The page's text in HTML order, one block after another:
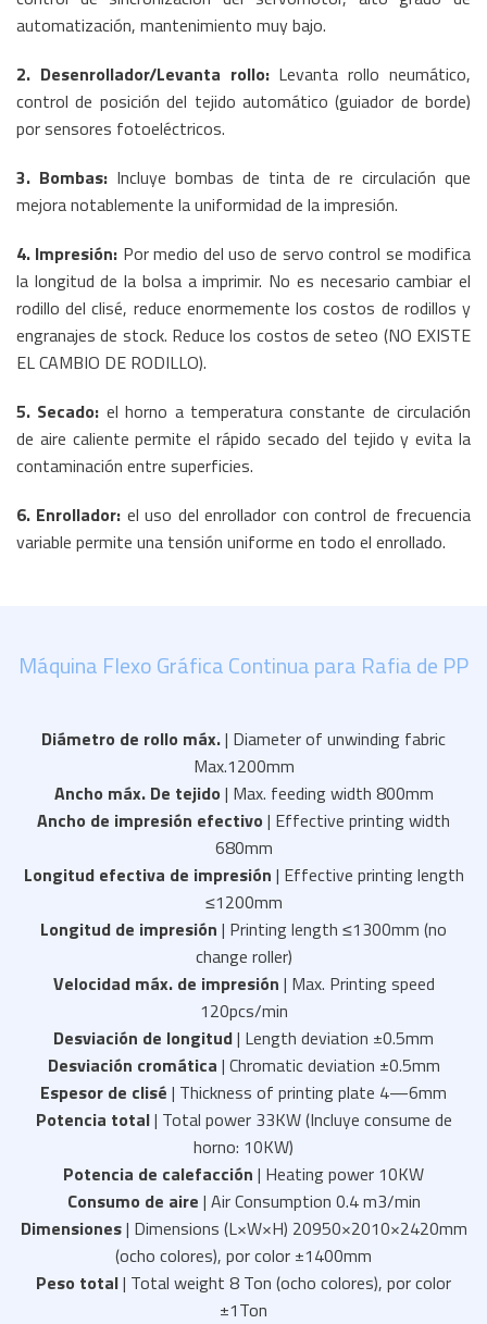
automatización, mantenimiento muy bajo.
2. Desenrollador/Levanta rollo:Levanta rollo neumático,
control de posición del tejido automático (guiador de borde)
por sensores fotoeléctricos.
3. Bombas: Incluye bombas de tinta de re circulación que
mejora notablemente la uniformidad de la impresión.
4. Impresión: Por medio del uso de servo control se modifica
la longitud de la bolsa a imprimir. No es necesario cambiar el
rodillo del clisé, reduce enormemente los costos de rodillos y
engranajes de stock. Reduce los costos de seteo (NO EXISTE
EL CAMBIO DE RODILLO).
5. Secado: el horno a temperatura constante de circulación
de aire caliente permite el rápido secado del tejido y evita la
contaminación entre superficies.
6. Enrollador: el uso del enrollador con control de frecuencia
variable permite una tensión uniforme en todo el enrollado.
Máquina Flexo Gráfica Continua para Rafia de PP
Diámetro de rollo máx.| Diameter of unwinding fabric
Max.1200mm
Ancho máx. De tejido | Max. feeding width 800mm
Ancho de impresión efectivo | Effective printing width
680mm
Longitud efectiva de impresión | Effective printing length
≤1200mm
Longitud de impresión | Printing length ≤1300mm (no
change roller)
Velocidad máx. de impresión | Max. Printing speed
120pcs/min
Desviación de longitud| Length deviation ±0.5mm
Desviación cromática | Chromatic deviation ±0.5mm
Espesor de clisé | Thickness of printing plate 4—6mm
Potencia total| Total power 33KW (Incluye consume de
horno: 10KW)
Potencia de calefacción | Heating power 10KW
Consumo de aire | Air Consumption 0.4 m3/min
Dimensiones| Dimensions (L×W×H) 20950×2010×2420mm
(ocho colores), por color ±1400mm
Peso total| Total weight 8 Ton (ocho colores), por color
±1Ton